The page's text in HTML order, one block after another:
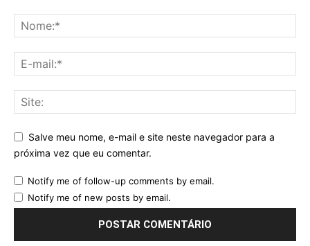
Salve meu nome, e-mail e site neste navegador para a
próxima vez que eu comentar.
Notify me of follow-up comments by email.
Notify me of new posts by email.